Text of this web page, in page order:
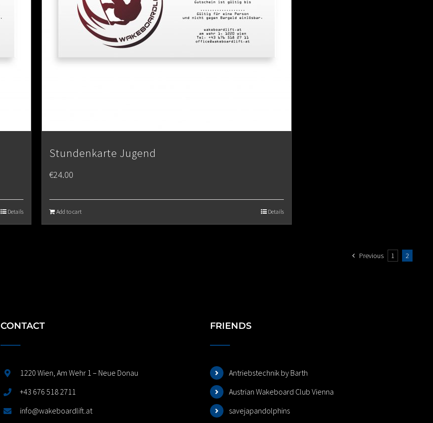
Details
Stundenkarte Jugend
€24.00
Add to cart Details
Previous 1 2
CONTACT
1220 Wien, Am Wehr 1 – Neue Donau
+43 676 518 2711
info@wakeboardlift.at
FRIENDS
Antriebstechnik by Barth
Austrian Wakeboard Club Vienna
savejapandolphins